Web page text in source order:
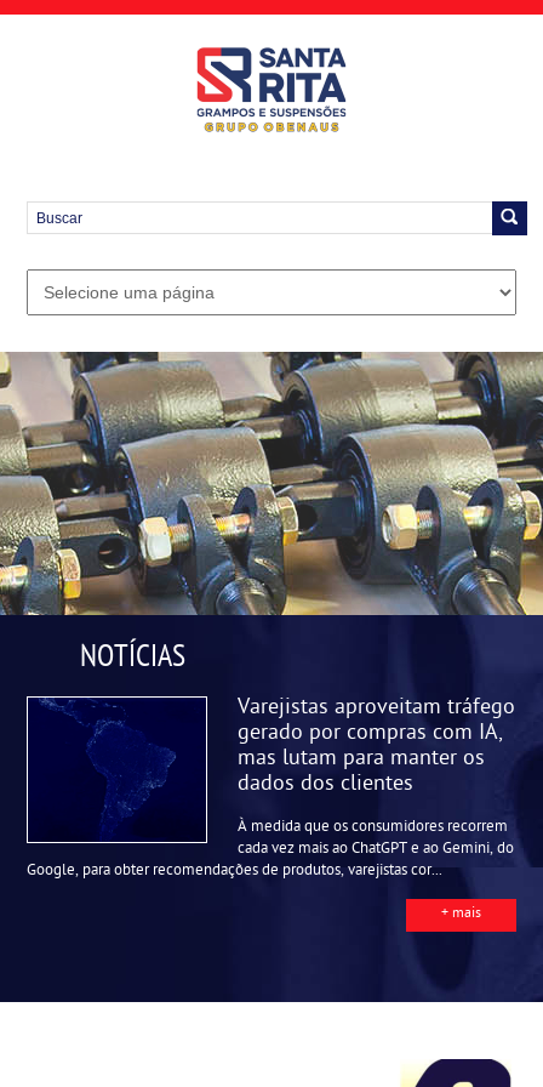
NOTÍCIAS
Varejistas aproveitam tráfego
gerado por compras com IA,
mas lutam para manter os
dados dos clientes
À medida que os consumidores recorrem
cada vez mais ao ChatGPT e ao Gemini, do
Google, para obter recomendações de produtos, varejistas cor...
+ mais